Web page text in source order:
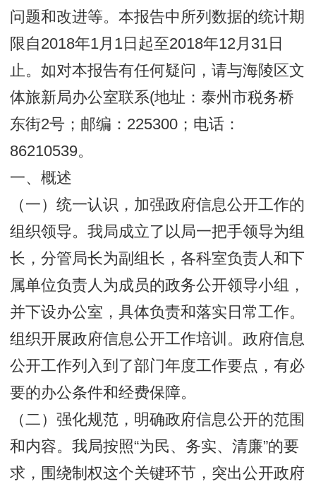
问题和改进等。本报告中所列数据的统计期
限自2018年1月1日起至2018年12月31日
止。如对本报告有任何疑问，请与海陵区文
体旅新局办公室联系(地址：泰州市税务桥
东街2号；邮编：225300；电话：
86210539。
一、概述
（一）统一认识，加强政府信息公开工作的
组织领导。我局成立了以局一把手领导为组
长，分管局长为副组长，各科室负责人和下
属单位负责人为成员的政务公开领导小组，
并下设办公室，具体负责和落实日常工作。
组织开展政府信息公开工作培训。政府信息
公开工作列入到了部门年度工作要点，有必
要的办公条件和经费保障。
（二）强化规范，明确政府信息公开的范围
和内容。我局按照“为民、务实、清廉”的要
求，围绕制权这个关键环节，突出公开政府